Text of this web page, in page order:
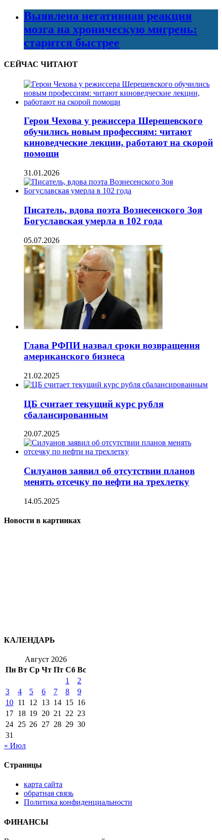
Выявлена негативная реакция
мозга на хроническую мигрень:
старится быстрее
СЕЙЧАС ЧИТАЮТ
Герои Чехова у режиссера Шерешевского
обучились новым профессиям: читают
киноведческие лекции, работают на скорой
помощи
31.01.2026
Писатель, вдова поэта Вознесенского Зоя
Богуславская умерла в 102 года
05.07.2026
Глава РФПИ назвал сроки возвращения
американского бизнеса
21.02.2025
ЦБ считает текущий курс рубля
сбалансированным
20.07.2025
Силуанов заявил об отсутствии планов
менять отсечку по нефти на трехлетку
14.05.2025
Новости в картинках
КАЛЕНДАРЬ
Август 2026
Пн Вт Ср Чт Пт Сб Вс
1
2
3
4 5 6 7 8
9
10 11 12 13 14 15 16
17 18 19 20 21 22 23
24 25 26 27 28 29 30
31
« Июл
Страницы
карта сайта
обратная связь
Политика конфиденциальности
ФИНАНСЫ